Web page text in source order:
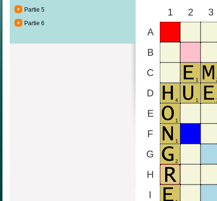
Partie 5
Partie 6
1 2
3
A
B
C
D
E
F
G
H
I